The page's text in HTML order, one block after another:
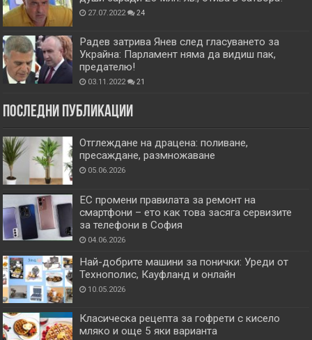
27.07.2022 24
Радев затрива Янев след гласуването за
Украйна: Парламент няма да видиш пак,
предателю!
03.11.2022 21
Последни публикации
Отглеждане на драцена: поливане,
пресаждане, размножаване
05.06.2026
ЕС промени правилата за ремонт на
смартфони – ето как това засяга сервизите
за телефони в София
04.06.2026
Най-добрите машини за понички: Уреди от
Технополис, Кауфланд и онлайн
10.05.2026
Класическа рецепта за гофрети с кисело
мляко и още 5 яки варианта